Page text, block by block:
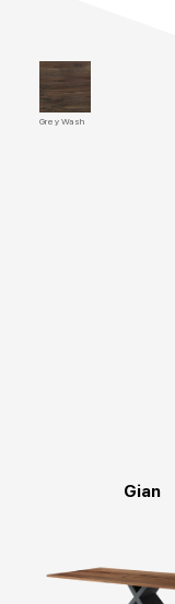
Grey Wash
Gian